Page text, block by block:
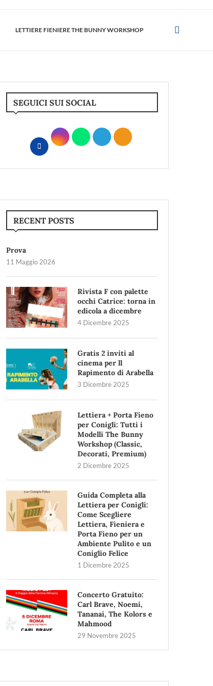
LETTIERE FIENIERE THE BUNNY WORKSHOP
SEGUICI SUI SOCIAL
RECENT POSTS
Prova
11 Maggio 2026
Rivista F con palette
occhi Catrice: torna in
edicola a dicembre
4 Dicembre 2025
Gratis 2 inviti al
cinema per ll
Rapimento di Arabella
3 Dicembre 2025
Lettiera + Porta Fieno
per Conigli: Tutti i
Modelli The Bunny
Workshop (Classic,
Decorati, Premium)
2 Dicembre 2025
Guida Completa alla
Lettiera per Conigli:
Come Scegliere
Lettiera, Fieniera e
Porta Fieno per un
Ambiente Pulito e un
Coniglio Felice
1 Dicembre 2025
Concerto Gratuito:
Carl Brave, Noemi,
Tananai, The Kolors e
Mahmood
29 Novembre 2025